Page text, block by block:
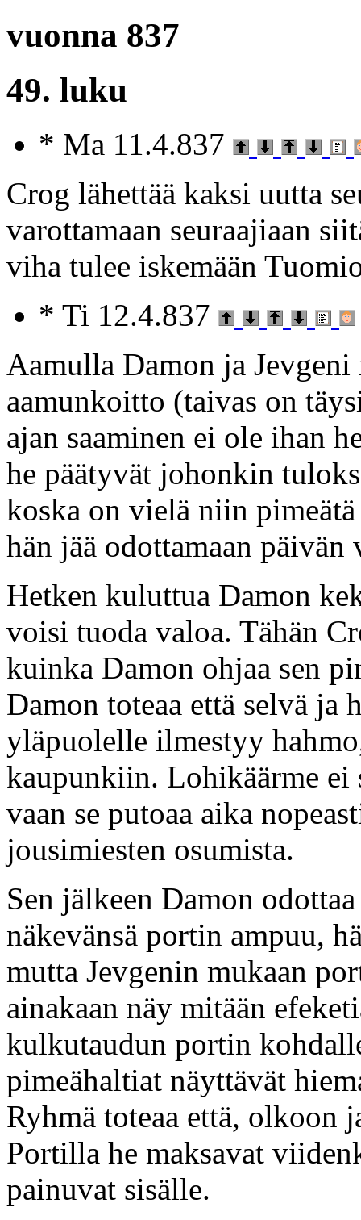
vuonna 837
49. luku
* Ma 11.4.837
Crog lähettää kaksi uutta
varottamaan seuraajiaan
viha tulee iskemään
* Ti 12.4.837
Aamulla Damon ja
aamunkoitto (taivas on
ajan saaminen ei ole ihan
he päätyvät johonkin
koska on vielä niin
hän jää odottamaan päivän
Hetken kuluttua Damon
voisi tuoda valoa. Tähän
kuinka Damon ohjaa sen
Damon toteaa että selvä ja
yläpuolelle ilmestyy
kaupunkiin. Lohikäärme ei
vaan se putoaa aika
jousimiesten osumista.
Sen jälkeen Damon
näkevänsä portin ampuu,
mutta Jevgenin mukaan
ainakaan näy mitään
kulkutaudun portin
pimeähaltiat näyttävät
Ryhmä toteaa että, olkoon
Portilla he maksavat
painuvat sisälle.